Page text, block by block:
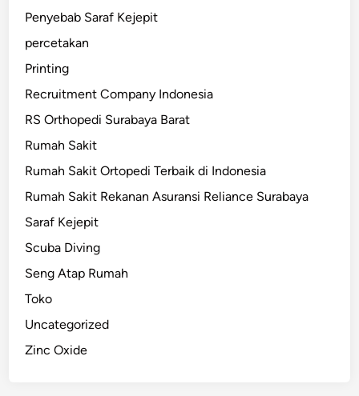
Penyebab Saraf Kejepit
percetakan
Printing
Recruitment Company Indonesia
RS Orthopedi Surabaya Barat
Rumah Sakit
Rumah Sakit Ortopedi Terbaik di Indonesia
Rumah Sakit Rekanan Asuransi Reliance Surabaya
Saraf Kejepit
Scuba Diving
Seng Atap Rumah
Toko
Uncategorized
Zinc Oxide